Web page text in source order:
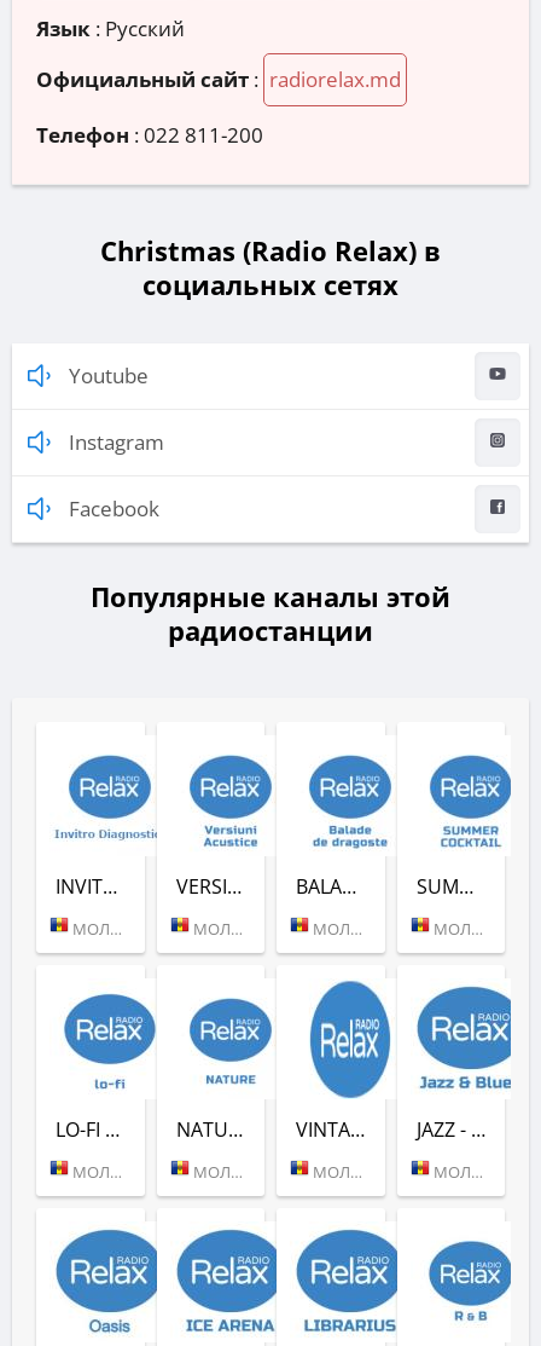
Язык : Русский
Официальный сайт : radiorelax.md
Телефон :022 811-200
Christmas (Radio Relax) в
социальных сетях
Youtube
Instagram
Facebook
Популярные каналы этой
радиостанции
INVITRO DIAGNOSTICS (RADIO RELAX)
МОЛДОВА (КИШИНЕВ)
VERSIUNI ACUSTICE (RADIO RELAX)
МОЛДОВА (КИШИНЕВ)
BALADE DE DRAGOSTE (RADIO RELAX)
МОЛДОВА (КИШИНЕВ)
SUMMER COCKTAIL (RADIO RELAX)
МОЛДОВА (КИШИНЕВ)
LO-FI (RADIO RELAX)
МОЛДОВА (КИШИНЕВ)
NATURE (RADIO RELAX)
МОЛДОВА (КИШИНЕВ)
VINTAGE (RADIO RELAX)
МОЛДОВА (КИШИНЕВ)
JAZZ - BLUES (RADIO RELAX)
МОЛДОВА (КИШИНЕВ)